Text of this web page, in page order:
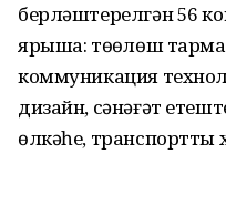
берләштерелгән 56
ярыша: төҙөлөш
коммуникация
дизайн, сәнәғәт
өлкәһе, транспортты